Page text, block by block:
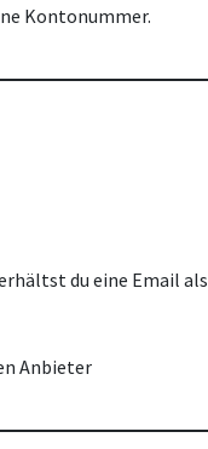
Kontonummer.
du eine Email als
Anbieter